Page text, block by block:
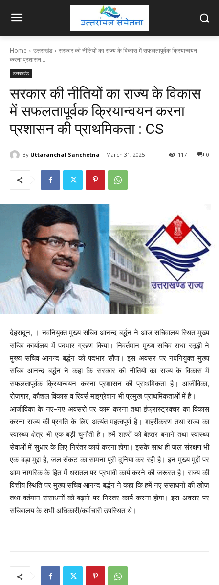
Home उत्तराखंड
सरकार की नीतियों का राज्य के विकास में सफलतापूर्वक क्रियान्वयन
करना प्रशासन...
उत्तराखंड
सरकार की नीतियों का राज्य के विकास
में सफलतापूर्वक क्रियान्वयन करना
प्रशासन की प्राथमिकता : CS
By Uttaranchal Sanchetna March 31, 2025 0
117
देहरादून, । नवनियुक्त मुख्य सचिव आनन्द बर्द्धन ने आज सचिवालय स्थित मुख्य
सचिव कार्यालय में पदभार ग्रहण किया। निवर्तमान मुख्य सचिव राधा रतूड़ी ने
मुख्य सचिव आनन्द बर्द्धन को पदभार सौंपा। इस अवसर पर नवनियुक्त मुख्य
सचिव आनन्द बर्द्धन ने कहा कि सरकार की नीतियों का राज्य के विकास में
सफलतापूर्वक क्रियान्वयन करना प्रशासन की प्राथमिकता है। आजीविका,
रोजगार, कौशल विकास व रिवर्स माइग्रेशन भी प्रमुख प्राथमिकताओं में है।
आजीविका के नए-नए अवसरो पर काम करना तथा इंफ्रास्ट्रक्चर का विकास
करना राज्य की प्रगति के लिए अत्यंत महत्वपूर्ण है। शहरीकरण तथा राज्य का
स्वास्थ्य क्षेत्र भी एक बड़ी चुनौती है। हमें शहरों को बेहतर बनाने तथा स्वास्थ्य
सेवाओं में सुधार के लिए निरंतर कार्य करना होगा। इसके साथ ही जल संरक्षण भी
एक बड़ा मुद्दा है, जल संकट का सामना पूरी दुनिया कर रही है। इन मुख्य मुद्दों पर
आम नागरिक के हित में धरातल पर प्रभावी कार्य करने की जरूरत है। राज्य की
वित्तीय स्थिति पर मुख्य सचिव आनन्द बर्द्धन ने कहा कि हमें नए संसाधनों की खोज
तथा वर्तमान संसाधनों को बढ़ाने पर निरंतर कार्य करना होगा। इस अवसर पर
सचिवालय के सभी अधिकारी/कर्मचारी उपस्थित थे।